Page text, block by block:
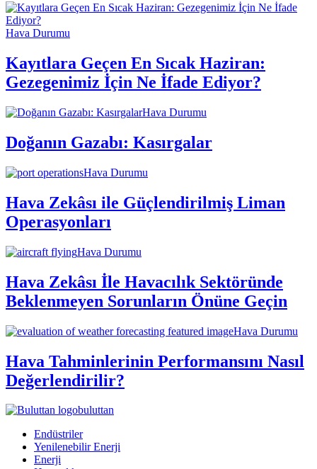
Hava Durumu
Kayıtlara Geçen En Sıcak Haziran:
Gezegenimiz İçin Ne İfade Ediyor?
Hava Durumu
Doğanın Gazabı: Kasırgalar
Hava Durumu
Hava Zekâsı ile Güçlendirilmiş Liman
Operasyonları
Hava Durumu
Hava Zekâsı İle Havacılık Sektöründe
Beklenmeyen Sorunların Önüne Geçin
Hava Durumu
Hava Tahminlerinin Performansını Nasıl
Değerlendirilir?
buluttan
Endüstriler
Yenilenebilir Enerji
Enerji